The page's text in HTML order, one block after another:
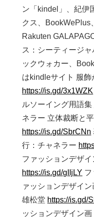
ン「kindel」、紀伊
クス、BookWePlus
Rakuten
ス：シーティージ
ックウォカー、
はkindleサイト 服飾
https://is.gd/3x1WZK
ルソーイング用語集
ネラー 立体裁断と
https://is.gd/SbrCNn
行：チャネラー
ファッションデザ
https://is.gd/gIIjLY フ
ァッションデザイ
雄松堂 https://is.gd/
ッションデザイン